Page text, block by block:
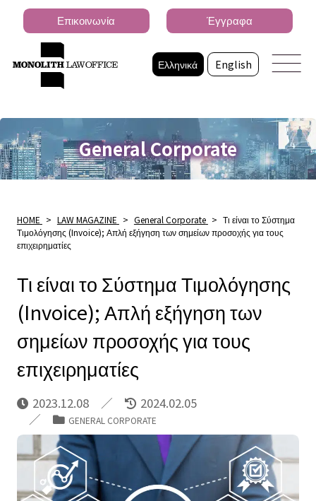
Ελληνικά English
Επικοινωνία Έγγραφα
General Corporate
HOME > LAW MAGAZINE > General Corporate > Τι είναι το Σύστημα
Τιμολόγησης (Invoice); Απλή εξήγηση των σημείων προσοχής για τους
επιχειρηματίες
Τι είναι το Σύστημα Τιμολόγησης
(Invoice); Απλή εξήγηση των
σημείων προσοχής για τους
επιχειρηματίες
2023.12.08 2024.02.05
GENERAL CORPORATE